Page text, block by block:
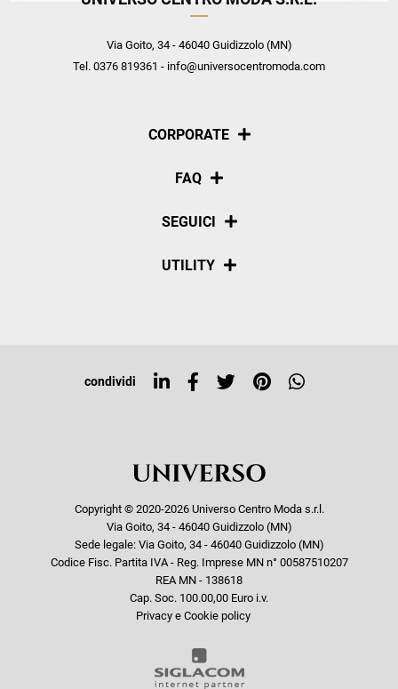
Via Goito, 34 - 46040 Guidizzolo (MN)
Tel. 0376 819361 - info@universocentromoda.com
CORPORATE
Chi siamo
FAQ
Pagamenti
SEGUICI
Social
UTILITY
Top ricerche
condividi
Copyright © 2020-2026 Universo Centro Moda s.r.l.
Via Goito, 34 - 46040 Guidizzolo (MN)
Sede legale: Via Goito, 34 - 46040 Guidizzolo (MN)
Codice Fisc. Partita IVA - Reg. Imprese MN n° 00587510207
REA MN - 138618
Cap. Soc. 100.00,00 Euro i.v.
Privacy e Cookie policy